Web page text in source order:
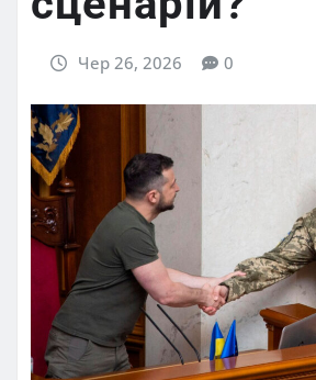
Чер 26, 2026 0